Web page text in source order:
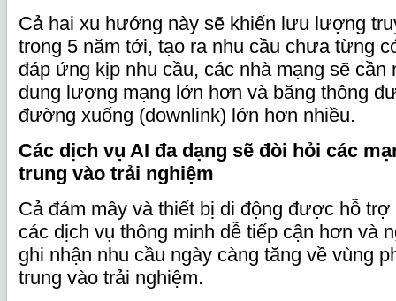
Cả hai xu hướng này sẽ khiến lưu lượng
trong 5 năm tới, tạo ra nhu cầu chưa từng
đáp ứng kịp nhu cầu, các nhà mạng sẽ cần
dung lượng mạng lớn hơn và băng thông
đường xuống (downlink) lớn hơn nhiều.
Các dịch vụ AI đa dạng sẽ đòi hỏi các
trung vào trải nghiệm
Cả đám mây và thiết bị di động được hỗ
các dịch vụ thông minh dễ tiếp cận hơn và
ghi nhận nhu cầu ngày càng tăng về vùng
trung vào trải nghiệm.